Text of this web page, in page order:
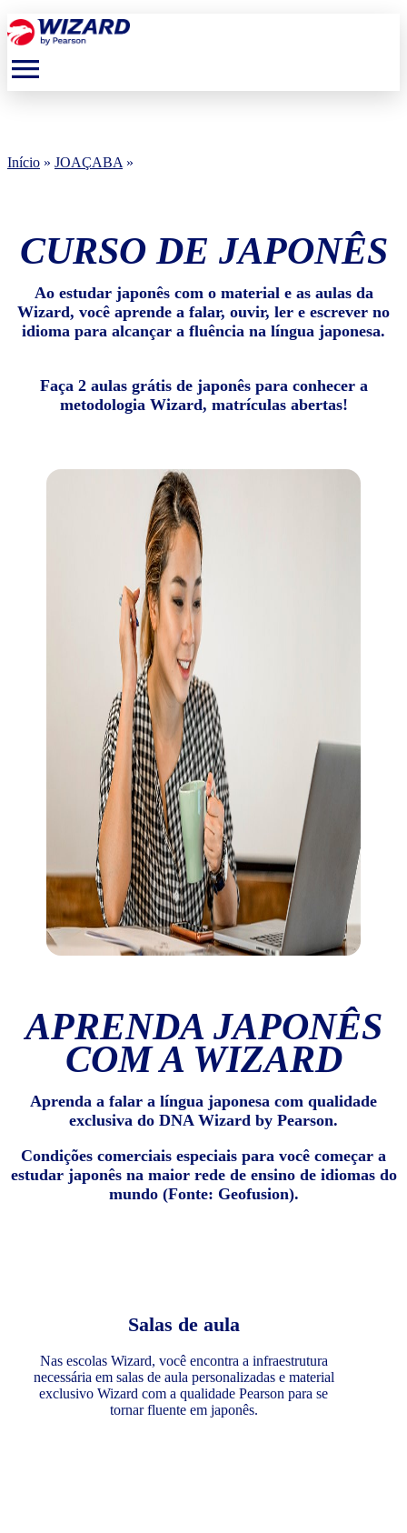
menu
Início » JOAÇABA »
CURSO DE JAPONÊS
Ao estudar japonês com o material e as aulas da
Wizard, você aprende a falar, ouvir, ler e escrever no
idioma para alcançar a fluência na língua japonesa.
Faça 2 aulas grátis de japonês para conhecer a
metodologia Wizard, matrículas abertas!
APRENDA JAPONÊS
COM A WIZARD
Aprenda a falar a língua japonesa com qualidade
exclusiva do DNA Wizard by Pearson.
Condições comerciais especiais para você começar a
estudar japonês na maior rede de ensino de idiomas do
mundo (Fonte: Geofusion).
Salas de aula
Nas escolas Wizard, você encontra a infraestrutura
necessária em salas de aula personalizadas e material
exclusivo Wizard com a qualidade Pearson para se
tornar fluente em japonês.